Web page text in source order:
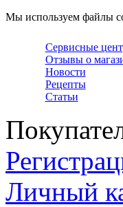
Мы используем файлы
Сервисные
Отзывы о
Новости
Рецепты
Статьи
Личный